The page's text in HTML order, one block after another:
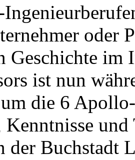
oder
Geschichte
ist nun
um die 6
Kenntnisse
der Buchstadt